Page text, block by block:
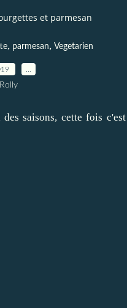
et parmesan
, parmesan, Vegetarien
saisons, cette fois